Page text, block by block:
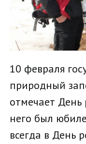
10 февраля
природный
отмечает День
него был
всегда в День